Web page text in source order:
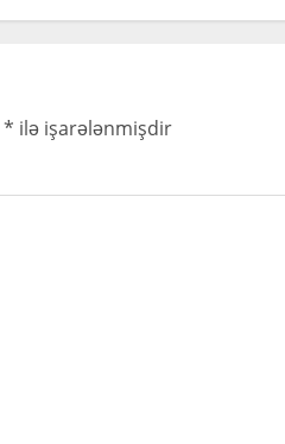
* ilə işarələnmişdir